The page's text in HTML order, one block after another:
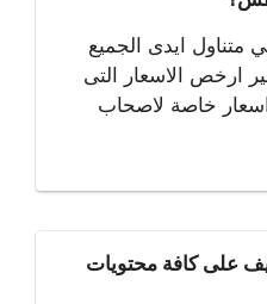
متناول ايدى الجميع
ارخص الاسعار التى
اسعار خاصة لاصحاب
على كافة محتويات